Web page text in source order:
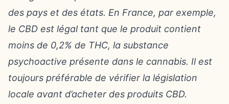
des pays et des états. En France, par exemple,
le CBD est légal tant que le produit contient
moins de 0,2% de THC, la substance
psychoactive présente dans le cannabis. Il est
toujours préférable de vérifier la législation
locale avant d’acheter des produits CBD.